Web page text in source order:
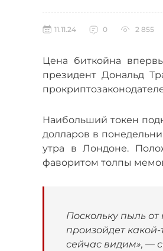
11.11.24 0 2 855
Цена биткойна
президент Дональд
Наибольший токен
долларов в
утра в Лондоне.
фаворитом толпы
Поскольку пыль
произойдет
сейчас видим», —